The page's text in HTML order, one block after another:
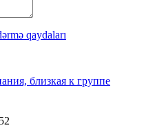
qaydaları